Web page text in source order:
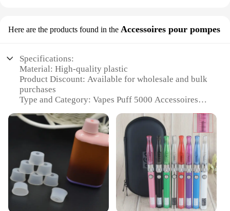
Here are the products found in the Accessoires pour pompes
Specifications:
Material: High-quality plastic
Product Discount: Available for wholesale and bulk
purchases
Type and Category: Vapes Puff 5000 Accessoires
focus on functionality
Usage and Purpose: Ideal for enhancing the
performance of your vapes puff 5000
Typical Adaptive Scenario: Designed for use with
the vapes puff 5000, perfect for on-the-go vaping
Shape or Size or Weight or Quantity: Lightweight
and compact, easy to carry in your pocket or bag
Performance and Property: Durable and reliable,
ensuring consistent performance